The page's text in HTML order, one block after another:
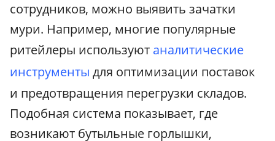
сотрудников, можно выявить зачатки
мури. Например, многие популярные
ритейлеры используют аналитические
инструменты для оптимизации поставок
и предотвращения перегрузки складов.
Подобная система показывает, где
возникают бутыльные горлышки,